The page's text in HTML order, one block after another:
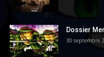
Dossier
30 septembre